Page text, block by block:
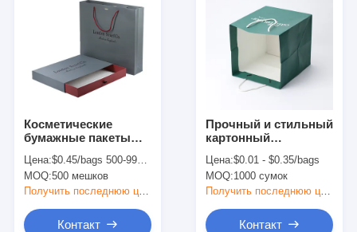
Продукты
Экскурсия по заводу
Новости
Косметические
бумажные пакеты
картонной бумаги,
коробки с ящиком и
ручкой
Цена:$0.45/bags 500-999 bags
MOQ:500 мешков
Получить последнюю цену
Контакт
Прочный и стильный
картонный
покупок
Цена:$0.01 - $0.35/bags
MOQ:1000 сумок
Получить последнюю цену
Контакт